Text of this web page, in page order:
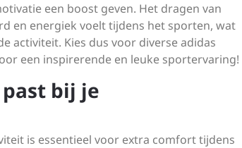
een boost geven. Het dragen van
en energiek voelt tijdens het sporten, wat
activiteit. Kies dus voor diverse adidas
een inspirerende en leuke sportervaring!
bij je
is essentieel voor extra comfort tijdens